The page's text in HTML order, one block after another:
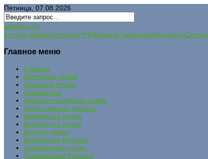
Пятница, 07.08.2026
uristinfo.net
Історія УкраїниИстория РФИсковые заявленияКонтактыСтатьи
Главное меню
Главная
Авторское право
Аграрное право
Адвокатура
Административное право
Арбитражный процесс
Банковское право
Бюджетное право
Водное право
Всемирная история
Гражданское право
Гражданский процесс